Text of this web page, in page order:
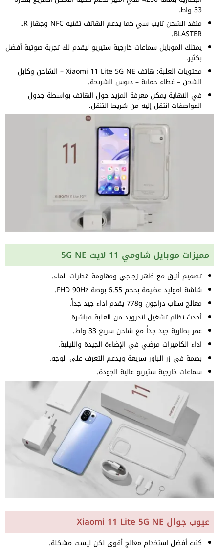
33 واط.
منفذ الشحن تايب سي كما يدعم الهاتف تقنية NFC وجهاز IR
BLASTER.
يمتلك الموبايل سماعات خارجية ستيريو ليقدم لك تجربة صوتية أفضل
بكثير.
محتويات العلبة: هاتف Xiaomi 11 Lite 5G NE – الشاحن وكابل
الشحن – غطاء حماية – دبوس الشريحة.
في النهاية يمكن معرفة المزيد حول الهاتف بواسطة جدول
المواصفات انتقل إليه من شريط التنقل.
مميزات موبايل شاومي 11 لايت 5G NE
تصميم أنيق مع ظهر زجاجي ومقاومة قطرات الماء.
شاشة اموليد عظيمة بحجم 6.55 بوصة FHD 90Hz.
معالج سناب دراجون 778g يقدم اداء جيد جداً.
أحدث نظام تشغيل اندرويد من العلبة مباشرة.
عمر بطارية جيد جداً مع شاحن سريع 33 واط.
اداء الكاميرات مرضي في الإضاءة الجيدة والليلية.
بصمة في زر الباور سريعة ويدعم التعرف على الوجه.
سماعات خارجية ستيريو عالية الجودة.
عيوب جوال Xiaomi 11 Lite 5G NE
كنت أفضل استخدام معالج أقوى لكن ليست مشكلة.